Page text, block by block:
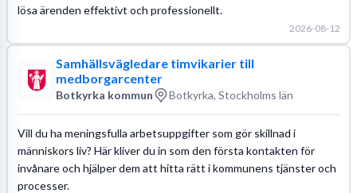
lösa ärenden effektivt och professionellt.
2026-08-12
Samhällsvägledare timvikarier till
medborgarcenter
Botkyrka kommun Botkyrka, Stockholms län
Vill du ha meningsfulla arbetsuppgifter som gör skillnad i
människors liv? Här kliver du in som den första kontakten för
invånare och hjälper dem att hitta rätt i kommunens tjänster och
processer.